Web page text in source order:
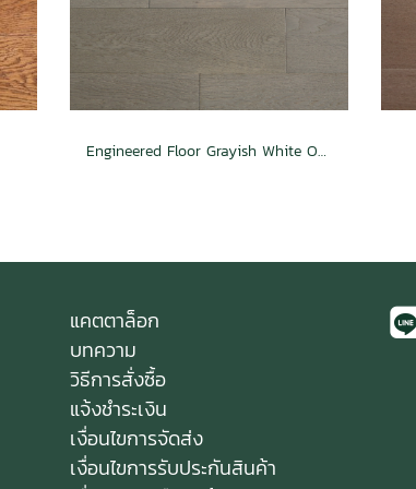
Engineered Floor Grayish White Oak
แคตตาล็อก
บทความ
วิธีการสั่งซื้อ
แจ้งชำระเงิน
เงื่อนไขการจัดส่ง
เงื่อนไขการรับประกันสินค้า